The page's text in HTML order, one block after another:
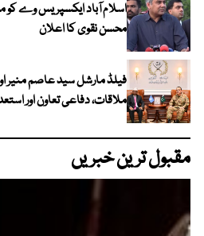
اسلام آباد ایکسپریس وے کو
محسن نقوی کا اعلان
فیلڈ مارشل سید عاصم منیر
ملاقات، دفاعی تعاون اور
مقبول ترین خبریں